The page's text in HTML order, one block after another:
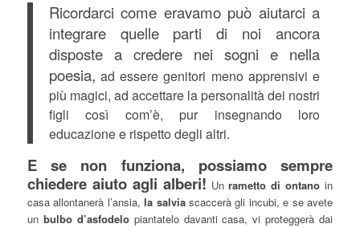
Ricordarci come eravamo può aiutarci a
integrare quelle parti di noi ancora
disposte a credere nei sogni e nella
poesia, ad essere genitori meno apprensivi e
più magici, ad accettare la personalità dei nostri
figli così com’è, pur insegnando loro
educazione e rispetto degli altri.
E se non funziona, possiamo sempre
chiedere aiuto agli alberi! Unrametto di ontano in
casa allontanerà l’ansia,la salviascaccerà gli incubi, e se avete
un bulbo d’asfodelopiantatelo davanti casa, vi proteggerà dai